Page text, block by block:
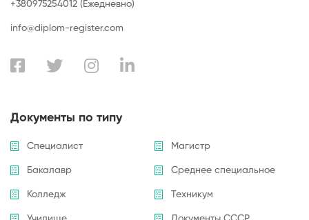
+380975254012 (Ежедневно)
info@diplom-register.com
Документы по типу
Специалист Магистр
Бакалавр Среднее специальное
Колледж Техникум